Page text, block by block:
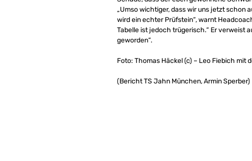
„Umso wichtiger, dass wir uns jetzt schon
wird ein echter Prüfstein“, warnt
Tabelle ist jedoch trügerisch.“ Er verweist
geworden“.
Foto: Thomas Häckel (c) – Leo Fiebich
(Bericht TS Jahn München, Armin Sperber)